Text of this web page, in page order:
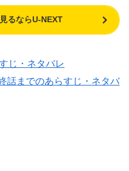
るならU-NEXT
じ・ネタバレ
話までのあらすじ・ネタバ